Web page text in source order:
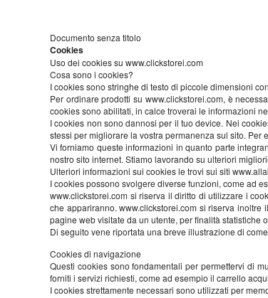
Documento senza titolo
Cookies
Uso dei cookies su www.clickstorei.com
Cosa sono i cookies?
I cookies sono stringhe di testo di piccole dimensioni
Per ordinare prodotti su www.clickstorei.com, è
cookies sono abilitati, in calce troverai le informazioni
I cookies non sono dannosi per il tuo device. Nei
stessi per migliorare la vostra permanenza sul sito.
Vi forniamo queste informazioni in quanto parte
nostro sito internet. Stiamo lavorando su ulteriori
Ulteriori informazioni sui cookies le trovi sui siti
I cookies possono svolgere diverse funzioni, come ad
www.clickstorei.com si riserva il diritto di utilizzare i
che appariranno. www.clickstorei.com si riserva
pagine web visitate da un utente, per finalità statistiche
Di seguito vene riportata una breve illustrazione di
Cookies di navigazione
Questi cookies sono fondamentali per permettervi di
forniti i servizi richiesti, come ad esempio il carrello
I cookies strettamente necessari sono utilizzati per